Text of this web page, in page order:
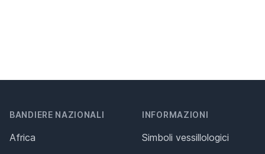
BANDIERE NAZIONALI
Africa
INFORMAZIONI
Simboli vessillologici